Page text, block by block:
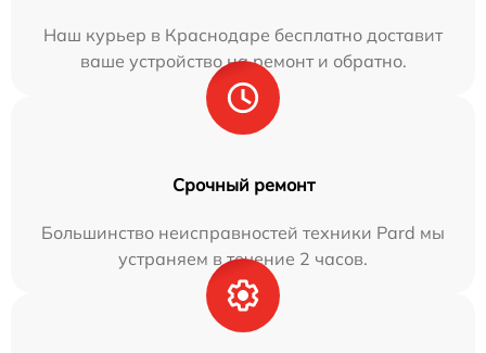
Наш курьер в Краснодаре бесплатно доставит
ваше устройство на ремонт и обратно.
Срочный ремонт
Большинство неисправностей техники Pard мы
устраняем в течение 2 часов.